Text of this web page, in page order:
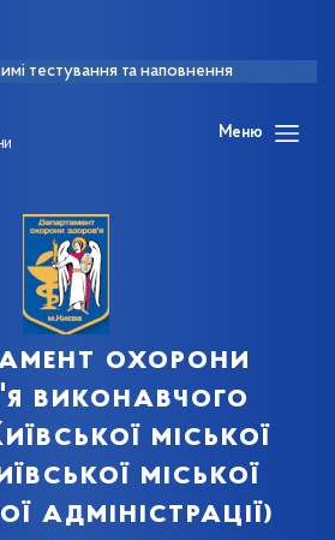
тестування та наповнення
Меню
охорони
виконавчого
міської
міської
адміністрації)